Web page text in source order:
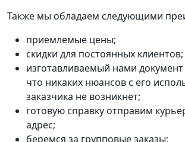
Также мы обладаем следующими
приемлемые цены;
скидки для постоянных клиентов;
изготавливаемый нами
что никаких нюансов с его
заказчика не возникнет;
готовую справку отправим
адрес;
беремся за групповые заказы;